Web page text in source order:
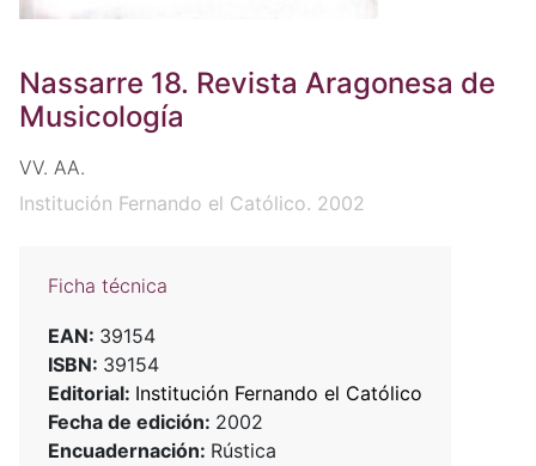
Nassarre 18. Revista Aragonesa de
Musicología
VV. AA.
Institución Fernando el Católico. 2002
Ficha técnica
EAN: 39154
ISBN: 39154
Editorial: Institución Fernando el Católico
Fecha de edición: 2002
Encuadernación: Rústica